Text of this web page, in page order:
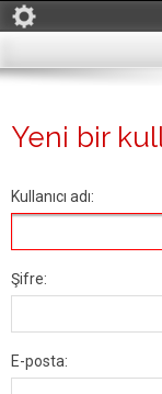
Yeni bir
Kullanıcı adı:
Şifre:
E-posta: